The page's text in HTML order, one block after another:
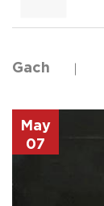
Gach
May
07